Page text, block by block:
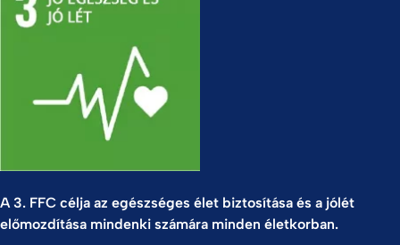
A 3. FFC célja az egészséges élet biztosítása és a jólét
előmozdítása mindenki számára minden életkorban.